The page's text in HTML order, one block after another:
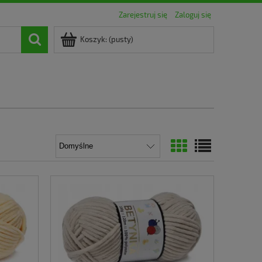
Zarejestruj się Zaloguj się
Koszyk: (pusty)